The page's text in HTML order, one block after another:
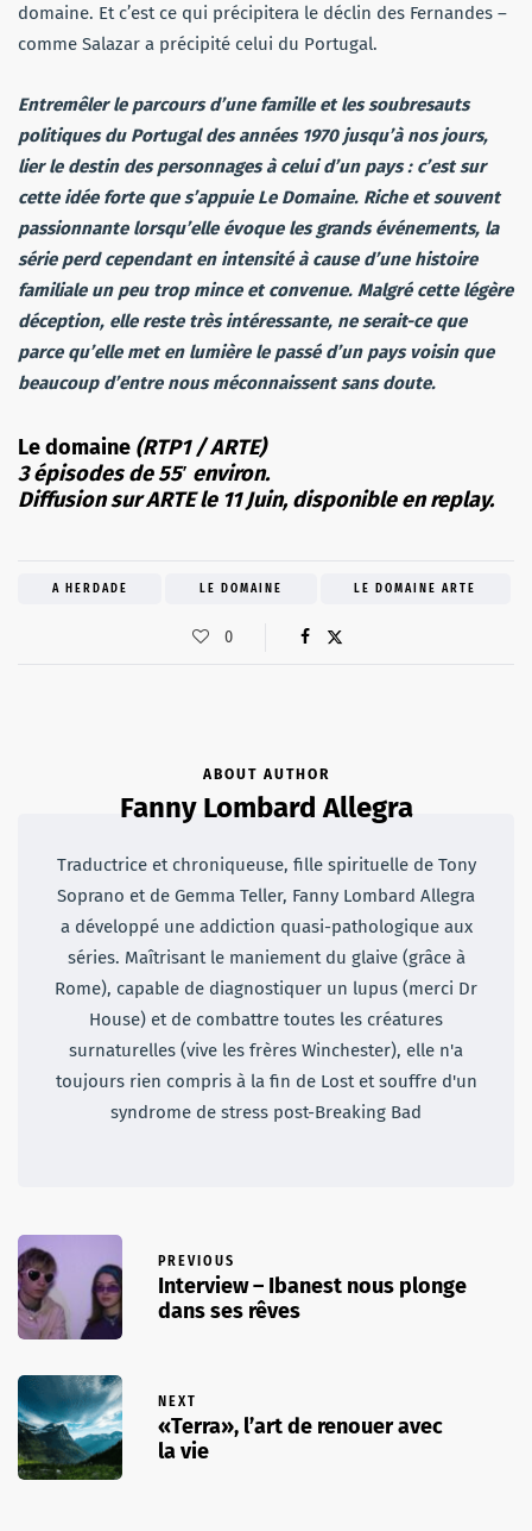
domaine. Et c’est ce qui précipitera le déclin des Fernandes –
comme Salazar a précipité celui du Portugal.
Entremêler le parcours d’une famille et les soubresauts
politiques du Portugal des années 1970 jusqu’à nos jours,
lier le destin des personnages à celui d’un pays : c’est sur
cette idée forte que s’appuie Le Domaine. Riche et souvent
passionnante lorsqu’elle évoque les grands événements, la
série perd cependant en intensité à cause d’une histoire
familiale un peu trop mince et convenue. Malgré cette légère
déception, elle reste très intéressante, ne serait-ce que
parce qu’elle met en lumière le passé d’un pays voisin que
beaucoup d’entre nous méconnaissent sans doute.
Le domaine (RTP1 / ARTE)
3 épisodes de 55′ environ.
Diffusion sur ARTE le 11 Juin, disponible en replay.
A HERDADE LE DOMAINE LE DOMAINE ARTE
0
ABOUT AUTHOR
Fanny Lombard Allegra
Traductrice et chroniqueuse, fille spirituelle de Tony
Soprano et de Gemma Teller, Fanny Lombard Allegra
a développé une addiction quasi-pathologique aux
séries. Maîtrisant le maniement du glaive (grâce à
Rome), capable de diagnostiquer un lupus (merci Dr
House) et de combattre toutes les créatures
surnaturelles (vive les frères Winchester), elle n'a
toujours rien compris à la fin de Lost et souffre d'un
syndrome de stress post-Breaking Bad
PREVIOUS
Interview – Ibanest nous plonge
dans ses rêves
NEXT
«Terra», l’art de renouer avec
la vie